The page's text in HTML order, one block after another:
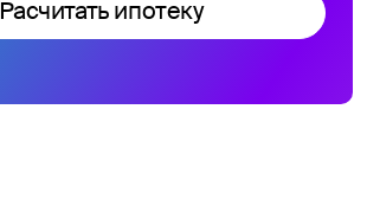
Расчитать ипотеку